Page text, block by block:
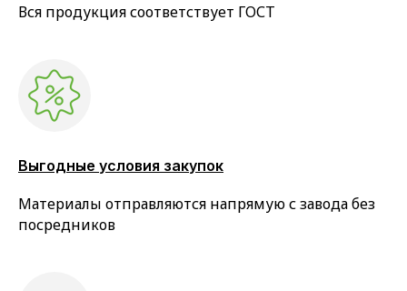
Вся продукция соответствует ГОСТ
Выгодные условия закупок
Материалы отправляются напрямую с завода без
посредников